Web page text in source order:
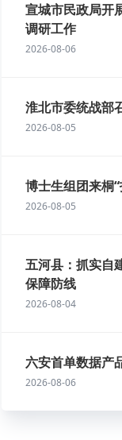
宣城市民政局开
调研工作
2026-08-06
淮北市委统战部
2026-08-05
博士生组团来桐
2026-08-05
五河县：抓实自
保障防线
2026-08-04
六安首单数据产
2026-08-06